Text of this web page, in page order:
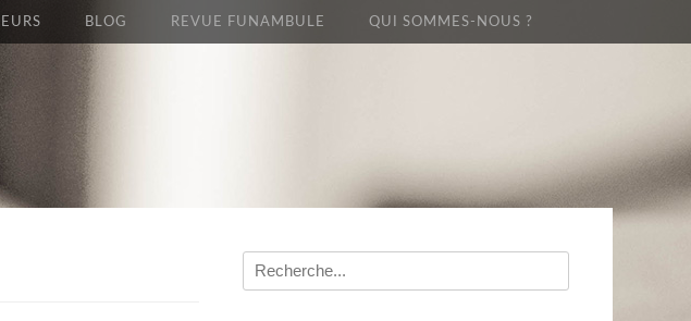
BLOG REVUE FUNAMBULE QUI SOMMES-NOUS ?
Recherche
pour